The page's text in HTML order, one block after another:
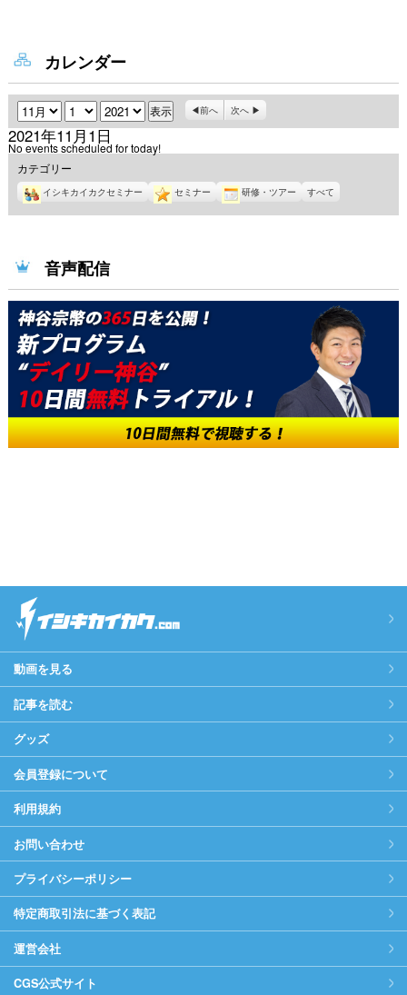
カレンダー
月 日 年 前へ 次へ
2021年11月1日
No events scheduled for today!
カテゴリー
イシキカイカクセミナー セミナー 研修・ツアー すべて
音声配信
動画を見る
記事を読む
グッズ
会員登録について
利用規約
お問い合わせ
プライバシーポリシー
特定商取引法に基づく表記
運営会社
CGS公式サイト